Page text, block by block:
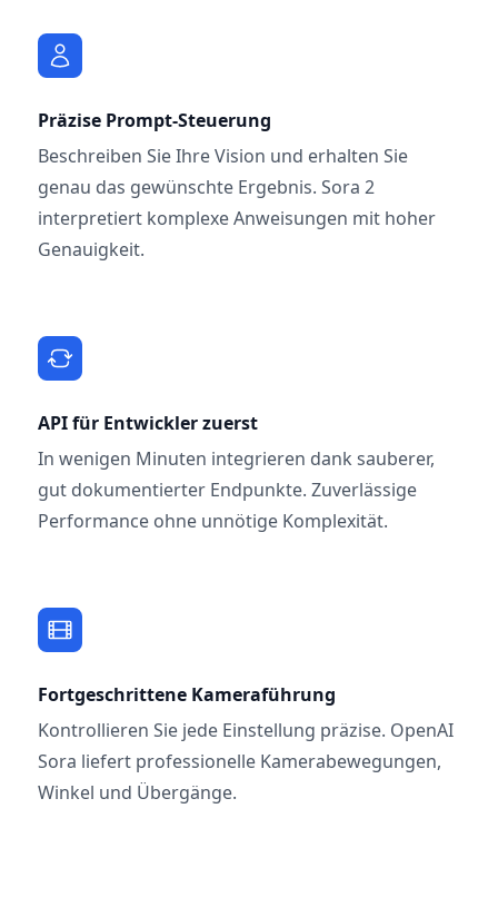
Präzise Prompt-Steuerung
Beschreiben Sie Ihre Vision und erhalten Sie
genau das gewünschte Ergebnis. Sora 2
interpretiert komplexe Anweisungen mit hoher
Genauigkeit.
API für Entwickler zuerst
In wenigen Minuten integrieren dank sauberer,
gut dokumentierter Endpunkte. Zuverlässige
Performance ohne unnötige Komplexität.
Fortgeschrittene Kameraführung
Kontrollieren Sie jede Einstellung präzise. OpenAI
Sora liefert professionelle Kamerabewegungen,
Winkel und Übergänge.